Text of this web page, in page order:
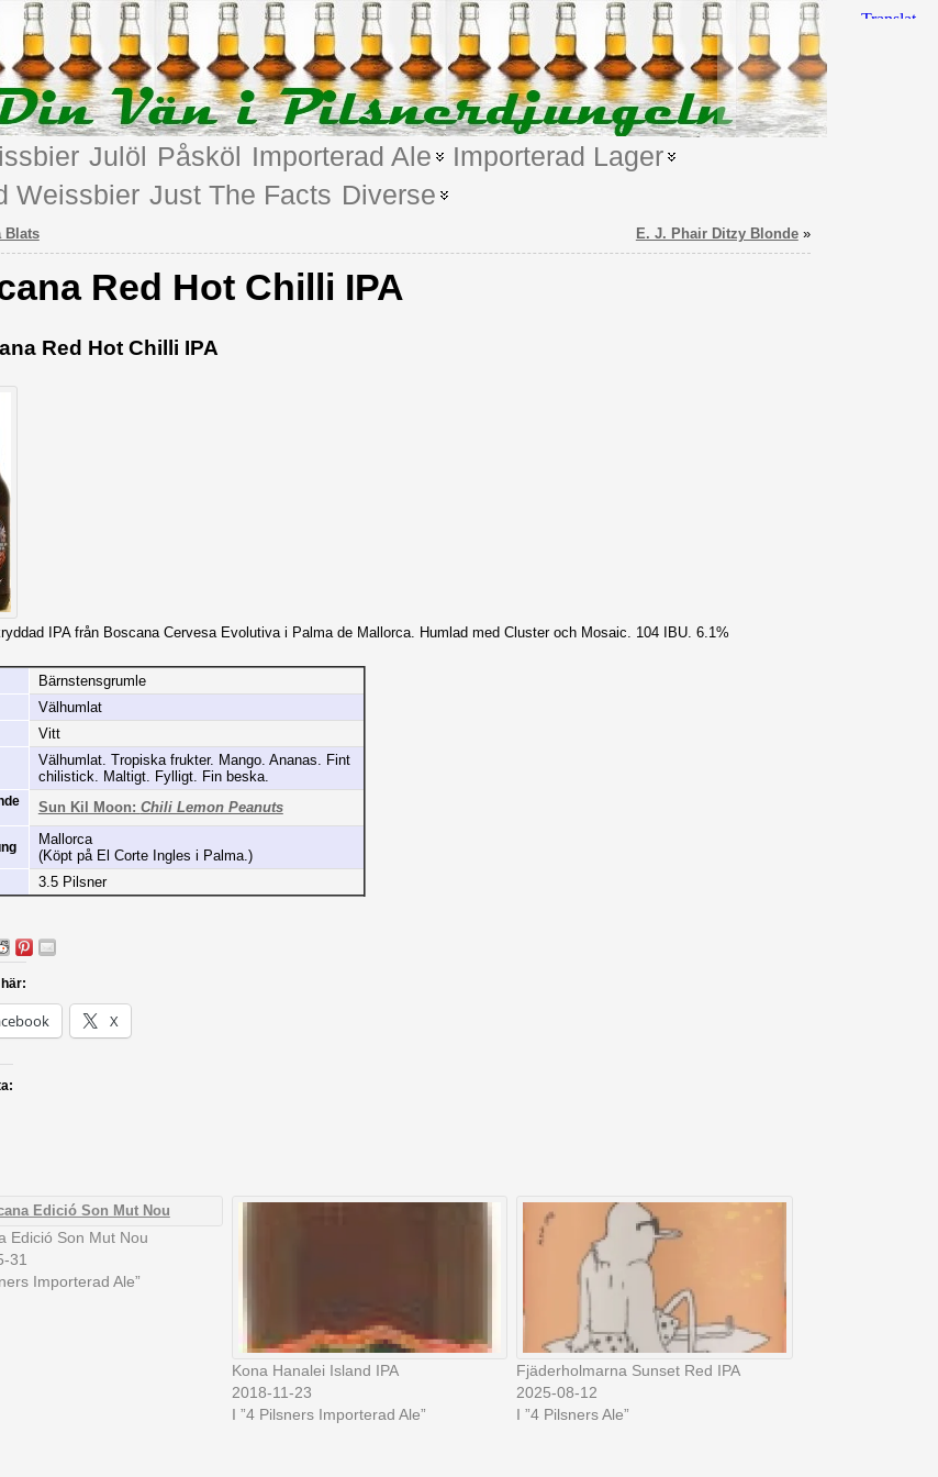
Julöl Påsköl Importerad Ale
Importerad Lager
Weissbier Just The Facts Diverse
Blats E. J. Phair Ditzy Blonde»
Red Hot Chilli IPA
Red Hot Chilli IPA
IPA från Boscana Cervesa Evolutiva i Palma de Mallorca. Humlad med Cluster och Mosaic. 104 IBU. 6.1%
Bärnstensgrumle
Välhumlat
Vitt
Välhumlat. Tropiska frukter. Mango. Ananas. Fint
chilistick. Maltigt. Fylligt. Fin beska.
Sun Kil Moon: Chili Lemon Peanuts
Mallorca
(Köpt på El Corte Ingles i Palma.)
3.5 Pilsner
X
Edició Son Mut Nou
31
Importerad Ale”
Kona Hanalei Island IPA
2018-11-23
I ”4 Pilsners Importerad Ale”
Fjäderholmarna Sunset Red IPA
2025-08-12
I ”4 Pilsners Ale”